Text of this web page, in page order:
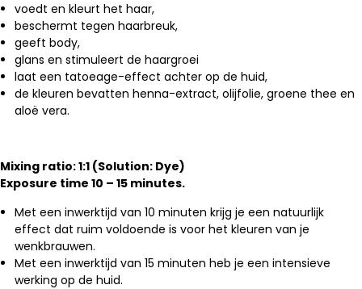
voedt en kleurt het haar,
beschermt tegen haarbreuk,
geeft body,
glans en stimuleert de haargroei
laat een tatoeage-effect achter op de huid,
de kleuren bevatten henna-extract, olijfolie, groene thee en
aloë vera.
Mixing ratio: 1:1 (Solution: Dye)
Exposure time 10 – 15 minutes.
Met een inwerktijd van 10 minuten krijg je een natuurlijk
effect dat ruim voldoende is voor het kleuren van je
wenkbrauwen.
Met een inwerktijd van 15 minuten heb je een intensieve
werking op de huid.